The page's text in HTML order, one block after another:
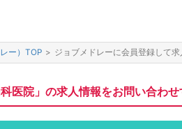
ー）TOP > ジョブメドレーに会員登録して
医院」の求人情報をお問い合わせ